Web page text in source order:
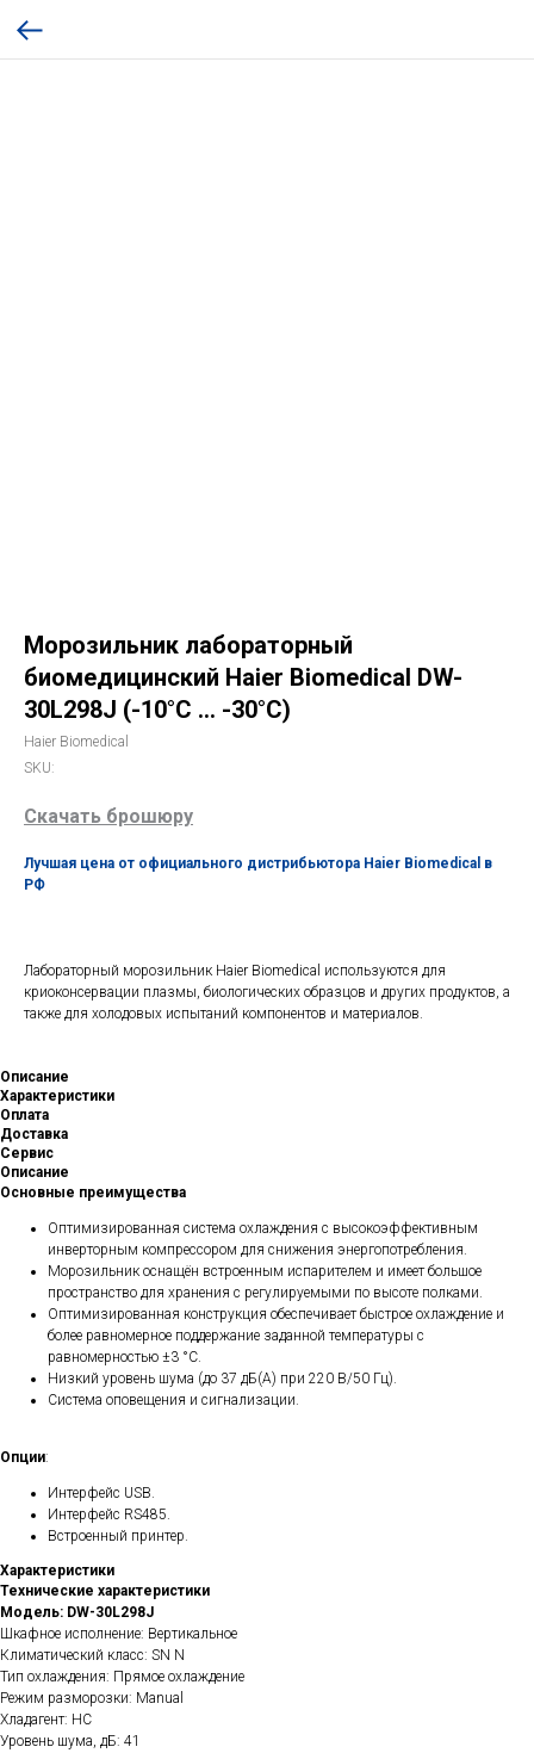
Морозильник лабораторный
биомедицинский Haier Biomedical DW-
30L298J (-10°С … -30°С)
Haier Biomedical
SKU:
Скачать брошюру
Лучшая цена от официального дистрибьютора Haier Biomedical в
РФ
Лабораторный морозильник Haier Biomedical используются для
криоконсервации плазмы, биологических образцов и других продуктов, а
также для холодовых испытаний компонентов и материалов.
Описание
Характеристики
Оплата
Доставка
Сервис
Описание
Основные преимущества
Оптимизированная система охлаждения с высокоэффективным
инверторным компрессором для снижения энергопотребления.
Морозильник оснащён встроенным испарителем и имеет большое
пространство для хранения с регулируемыми по высоте полками.
Оптимизированная конструкция обеспечивает быстрое охлаждение и
более равномерное поддержание заданной температуры с
равномерностью ±3 °C.
Низкий уровень шума (до 37 дБ(A) при 220 В/50 Гц).
Система оповещения и сигнализации.
Опции:
Интерфейс USB.
Интерфейс RS485.
Встроенный принтер.
Характеристики
Технические характеристики
Модель: DW-30L298J
Шкафное исполнение: Вертикальное
Климатический класс: SN N
Тип охлаждения: Прямое охлаждение
Режим разморозки: Manual
Хладагент: HC
Уровень шума, дБ: 41